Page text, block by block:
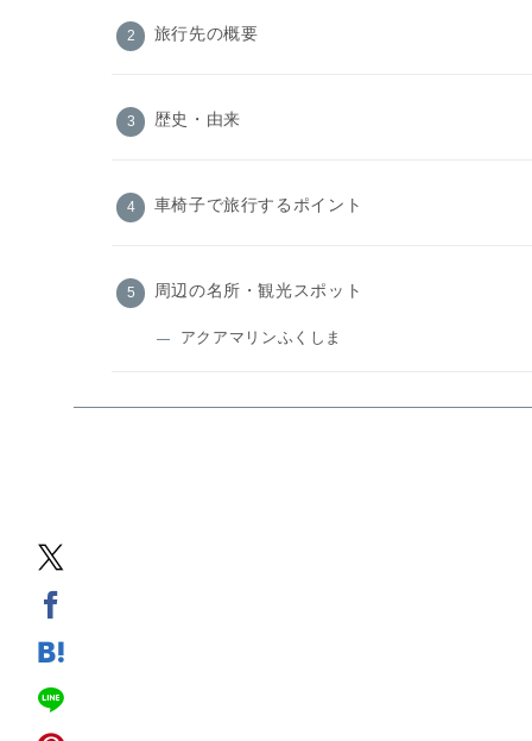
旅行先の概要
歴史・由来
車椅子で旅行するポイント
周辺の名所・観光スポット
アクアマリンふくしま